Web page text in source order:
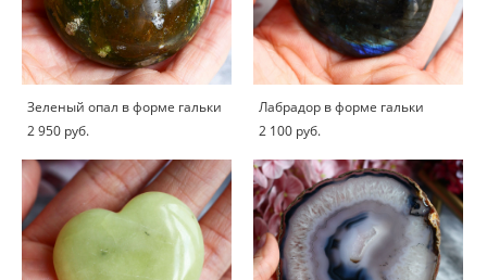
Зеленый опал в форме гальки
2 950 pуб.
Лабрадор в форме гальки
2 100 pуб.